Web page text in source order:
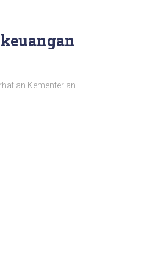
Kementerian